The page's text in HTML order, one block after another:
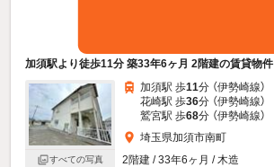
加須駅より徒歩11分 築33年6ヶ月 2階建の賃貸物件
すべての写真
加須駅 歩11分 （伊勢崎線）
花崎駅 歩36分 （伊勢崎線）
鷲宮駅 歩68分 （伊勢崎線）
埼玉県加須市南町
2階建 / 33年6ヶ月 / 木造